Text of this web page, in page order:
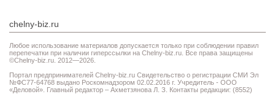
chelny-biz.ru
Любое использование материалов допускается только при соблюдении правил
перепечатки при наличии гиперссылки на Chelny-biz.ru. Все права защищены
©Chelny-biz.ru. 2012—2026.
Портал предпринимателей Chelny-biz.ru Свидетельство о регистрации СМИ Эл
№ФС77-64768 выдано Роскомнадзором 02.02.2016 г. Учредитель - ООО
«Деловой». Главный редактор – Ахметзянова Л. З. Контакты редакции: (8552)